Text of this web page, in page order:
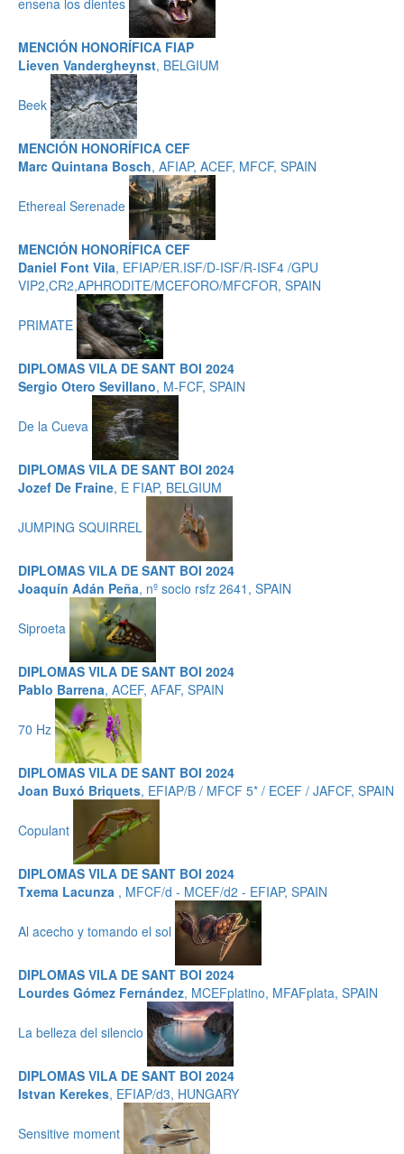
MENCIÓN HONORÍFICA FIAP
Lieven Vandergheynst, BELGIUM
Beek
MENCIÓN HONORÍFICA CEF
Marc Quintana Bosch, AFIAP, ACEF, MFCF, SPAIN
Ethereal Serenade
MENCIÓN HONORÍFICA CEF
Daniel Font Vila, EFIAP/ER.ISF/D-ISF/R-ISF4 /GPU
VIP2,CR2,APHRODITE/MCEFORO/MFCFOR, SPAIN
PRIMATE
DIPLOMAS VILA DE SANT BOI 2024
Sergio Otero Sevillano, M-FCF, SPAIN
De la Cueva
DIPLOMAS VILA DE SANT BOI 2024
Jozef De Fraine, E FIAP, BELGIUM
JUMPING SQUIRREL
DIPLOMAS VILA DE SANT BOI 2024
Joaquín Adán Peña, nº socio rsfz 2641, SPAIN
Siproeta
DIPLOMAS VILA DE SANT BOI 2024
Pablo Barrena, ACEF, AFAF, SPAIN
70 Hz
DIPLOMAS VILA DE SANT BOI 2024
Joan Buxó Briquets, EFIAP/B / MFCF 5* / ECEF / JAFCF, SPAIN
Copulant
DIPLOMAS VILA DE SANT BOI 2024
Txema Lacunza , MFCF/d - MCEF/d2 - EFIAP, SPAIN
Al acecho y tomando el sol
DIPLOMAS VILA DE SANT BOI 2024
Lourdes Gómez Fernández, MCEFplatino, MFAFplata, SPAIN
La belleza del silencio
DIPLOMAS VILA DE SANT BOI 2024
Istvan Kerekes, EFIAP/d3, HUNGARY
Sensitive moment